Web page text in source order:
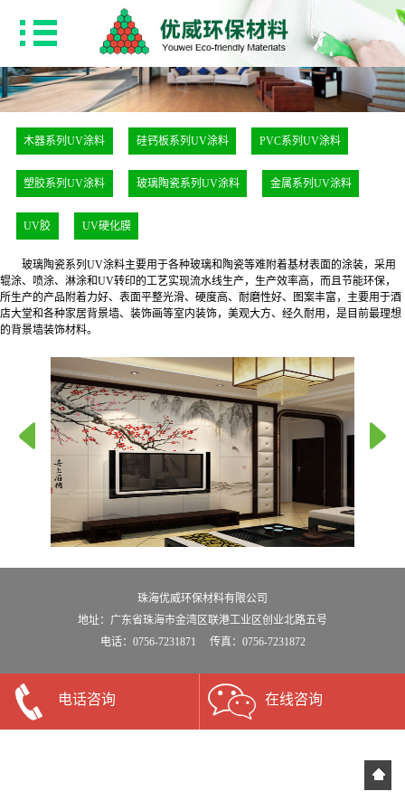
木器系列UV涂料 硅钙板系列UV涂料 PVC系列UV涂料
塑胶系列UV涂料 玻璃陶瓷系列UV涂料 金属系列UV涂料
UV胶 UV硬化膜
玻璃陶瓷系列UV涂料主要用于各种玻璃和陶瓷等难附着基材表面的涂装，采用
辊涂、喷涂、淋涂和UV转印的工艺实现流水线生产，生产效率高，而且节能环保，
所生产的产品附着力好、表面平整光滑、硬度高、耐磨性好、图案丰富，主要用于酒
店大堂和各种家居背景墙、装饰画等室内装饰，美观大方、经久耐用，是目前最理想
的背景墙装饰材料。
珠海优威环保材料有限公司
地址：广东省珠海市金湾区联港工业区创业北路五号
电话：0756-7231871 传真：0756-7231872
电话咨询 在线咨询